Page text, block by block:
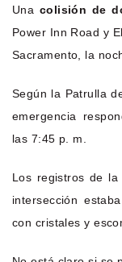
Una colisión de
Power Inn Road y
Sacramento, la
Según la Patrulla
emergencia
las 7:45 p. m.
Los registros de
intersección
con cristales y